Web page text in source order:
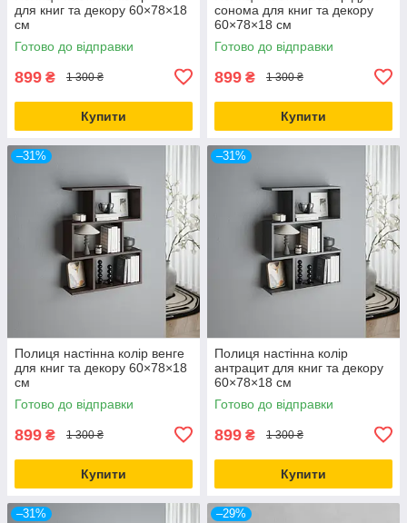
для книг та декору 60×78×18
см
Готово до відправки
899 ₴ 1 300 ₴
Купити
сонома для книг та декору
60×78×18 см
Готово до відправки
899 ₴ 1 300 ₴
Купити
–31%
Полиця настінна колір венге
для книг та декору 60×78×18
см
Готово до відправки
899 ₴ 1 300 ₴
Купити
–31%
Полиця настінна колір
антрацит для книг та декору
60×78×18 см
Готово до відправки
899 ₴ 1 300 ₴
Купити
–31% –29%